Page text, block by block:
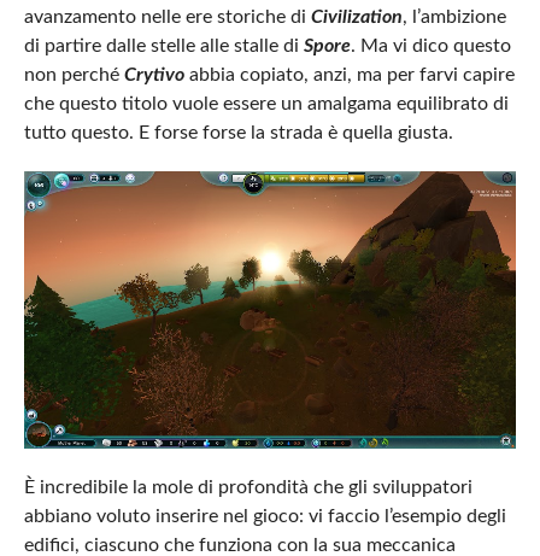
avanzamento nelle ere storiche di Civilization, l’ambizione
di partire dalle stelle alle stalle di Spore. Ma vi dico questo
non perché Crytivo abbia copiato, anzi, ma per farvi capire
che questo titolo vuole essere un amalgama equilibrato di
tutto questo. E forse forse la strada è quella giusta.
È incredibile la mole di profondità che gli sviluppatori
abbiano voluto inserire nel gioco: vi faccio l’esempio degli
edifici, ciascuno che funziona con la sua meccanica